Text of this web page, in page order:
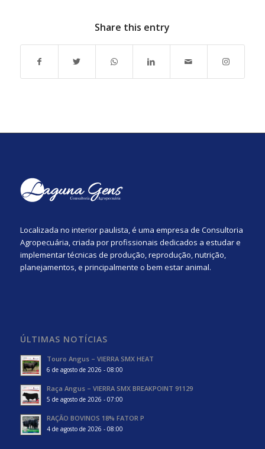
Share this entry
Localizada no interior paulista, é uma empresa de Consultoria
Agropecuária, criada por profissionais dedicados a estudar e
implementar técnicas de produção, reprodução, nutrição,
planejamentos, e principalmente o bem estar animal.
ÚLTIMAS NOTÍCIAS
Touro Angus – VIERRA SMX HEAT
6 de agosto de 2026 - 08:00
Raça Angus – VIERRA SMX BREAKPOINT 91129
5 de agosto de 2026 - 07:00
RAÇÃO BOVINOS 18% FATOR P
4 de agosto de 2026 - 08:00